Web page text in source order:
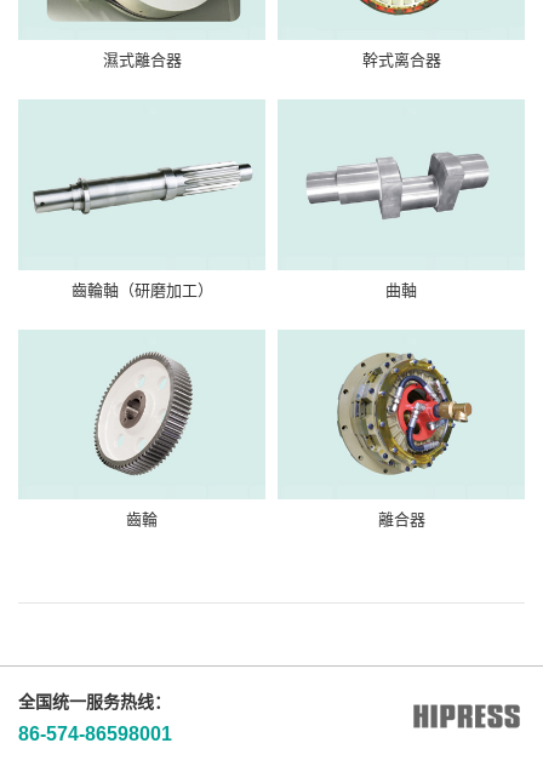
濕式離合器 幹式离合器
齒輪軸（研磨加工） 曲軸
齒輪 離合器
全国统一服务热线：
86-574-86598001